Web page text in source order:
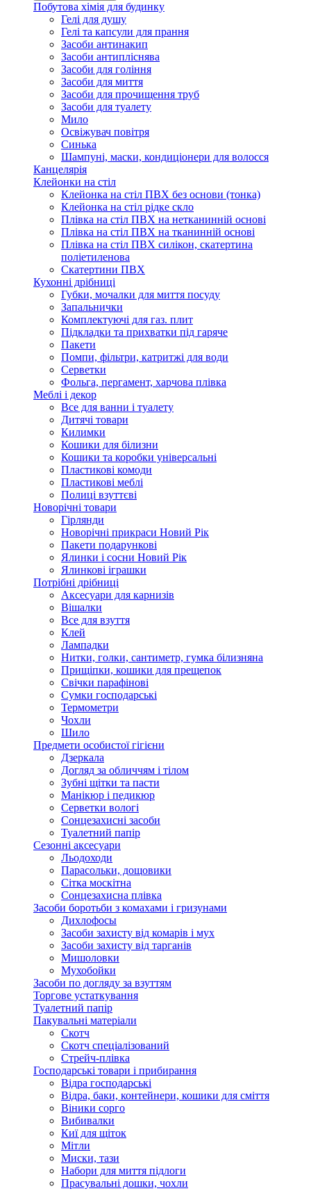
Побутова хімія для будинку
Гелі для душу
Гелі та капсули для прання
Засоби антинакип
Засоби антипліснява
Засоби для гоління
Засоби для миття
Засоби для прочищення труб
Засоби для туалету
Мило
Освіжувач повітря
Синька
Шампуні, маски, кондиціонери для волосся
Канцелярія
Клейонки на стіл
Клейонка на стіл ПВХ без основи (тонка)
Клейонка на стіл рідке скло
Плівка на стіл ПВХ на нетканинній основі
Плівка на стіл ПВХ на тканинній основі
Плівка на стіл ПВХ силікон, скатертина
поліетиленова
Скатертини ПВХ
Кухонні дрібниці
Губки, мочалки для миття посуду
Запальнички
Комплектуючі для газ. плит
Підкладки та прихватки під гаряче
Пакети
Помпи, фільтри, катритжі для води
Серветки
Фольга, пергамент, харчова плівка
Меблі і декор
Все для ванни і туалету
Дитячі товари
Килимки
Кошики для білизни
Кошики та коробки універсальні
Пластикові комоди
Пластикові меблі
Полиці взуттєві
Новорічні товари
Гірлянди
Новорічні прикраси Новий Рік
Пакети подарункові
Ялинки і сосни Новий Рік
Ялинкові іграшки
Потрібні дрібниці
Аксесуари для карнизів
Вішалки
Все для взуття
Клей
Лампадки
Нитки, голки, сантиметр, гумка білизняна
Прищіпки, кошики для прещепок
Свічки парафінові
Сумки господарські
Термометри
Чохли
Шило
Предмети особистої гігієни
Дзеркала
Догляд за обличчям і тілом
Зубні щітки та пасти
Манікюр і педикюр
Серветки вологі
Сонцезахисні засоби
Туалетний папір
Сезонні аксесуари
Льодоходи
Парасольки, дощовики
Сітка москітна
Сонцезахисна плівка
Засоби боротьби з комахами і гризунами
Дихлофосы
Засоби захисту від комарів і мух
Засоби захисту від тарганів
Мишоловки
Мухобойки
Засоби по догляду за взуттям
Торгове устаткування
Туалетний папір
Пакувальні матеріали
Скотч
Скотч спеціалізований
Стрейч-плівка
Господарські товари і прибирання
Відра господарські
Відра, баки, контейнери, кошики для сміття
Віники сорго
Вибивалки
Киї для щіток
Мітли
Миски, тази
Набори для миття підлоги
Прасувальні дошки, чохли